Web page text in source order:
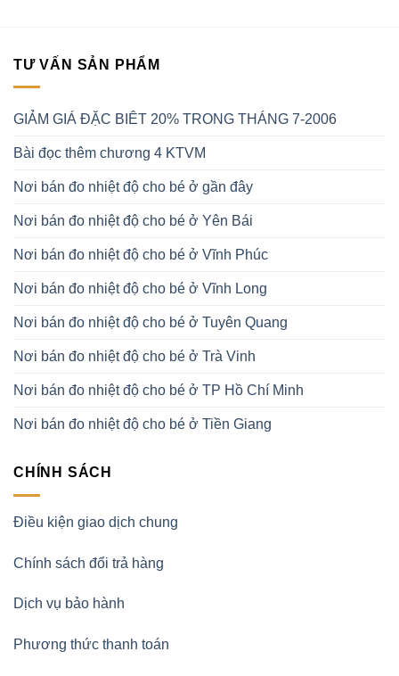
TƯ VẤN SẢN PHẨM
GIẢM GIÁ ĐẶC BIÊT 20% TRONG THÁNG 7-2006
Bài đọc thêm chương 4 KTVM
Nơi bán đo nhiệt độ cho bé ở gần đây
Nơi bán đo nhiệt độ cho bé ở Yên Bái
Nơi bán đo nhiệt độ cho bé ở Vĩnh Phúc
Nơi bán đo nhiệt độ cho bé ở Vĩnh Long
Nơi bán đo nhiệt độ cho bé ở Tuyên Quang
Nơi bán đo nhiệt độ cho bé ở Trà Vinh
Nơi bán đo nhiệt độ cho bé ở TP Hồ Chí Minh
Nơi bán đo nhiệt độ cho bé ở Tiền Giang
CHÍNH SÁCH
Điều kiện giao dịch chung
Chính sách đổi trả hàng
Dịch vụ bảo hành
Phương thức thanh toán